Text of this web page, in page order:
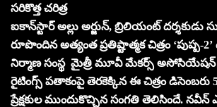
సరికొత్త చరిత్ర
ఐకాన్‌స్టార్‌ అల్లు అర్జున్‌, బ్రిలియంట్‌
రూపొందిన అత్యంత ప్రతిష్టాత్మక చిత్రం ‘పుష్ప-
నిర్మాణ సంస్థ మైత్రీ మూవీ మేకర్స్‌ అసోసియేషన్‌
రైటింగ్స్ పతాకంపై తెరకెక్కిన ఈ చిత్రం డిసెంబరు
ప్రేక్షకుల ముందుకొచ్చిన సంగతి తెలిసిందే. నవీన్‌